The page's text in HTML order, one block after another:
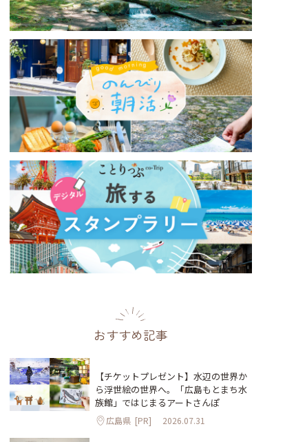
おすすめ記事
【チケットプレゼント】水辺の世界か
ら浮世絵の世界へ。「広島もとまち水
族館」ではじまるアートさんぽ
広島県 [PR] 2026.07.31